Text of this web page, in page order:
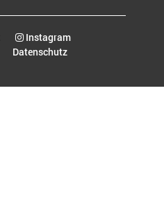
Instagram
Datenschutz